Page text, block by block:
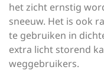
het zicht ernstig
sneeuw. Het is ook
te gebruiken in
extra licht storend
weggebruikers.